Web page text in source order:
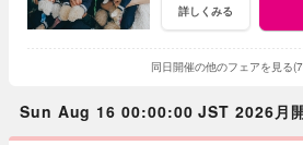
詳しくみる
同日開催の他のフェアを見る
Sun Aug 16 00:00:00 JST 2026月